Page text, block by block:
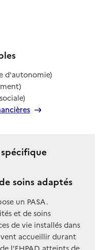
d'autonomie)
soins adaptés
un PASA.
et de soins
de vie installés dans
accueillir durant